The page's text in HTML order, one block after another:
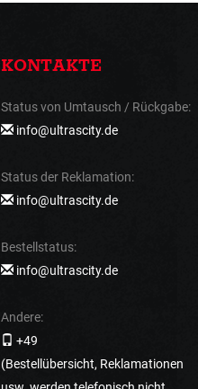
KONTAKTE
Status von Umtausch / Rückgabe:
info@ultrascity.de
Status der Reklamation:
info@ultrascity.de
Bestellstatus:
info@ultrascity.de
Andere:
+49
(Bestellübersicht, Reklamationen